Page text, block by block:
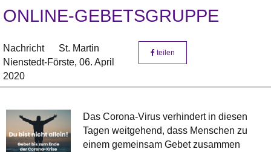
ONLINE-GEBETSGRUPPE
Nachricht
St. Martin
Nienstedt-Förste, 06. April
2020
teilen
Das Corona-Virus verhindert in diesen
Tagen weitgehend, dass Menschen zu
einem gemeinsam Gebet zusammen